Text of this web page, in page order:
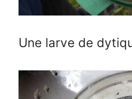
Une larve de